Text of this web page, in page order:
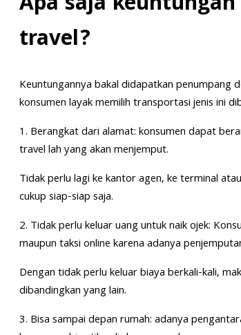
travel?
Keuntungannya bakal didapatkan penumpang
konsumen layak memilih transportasi jenis ini
1. Berangkat dari alamat: konsumen dapat
travel lah yang akan menjemput.
Tidak perlu lagi ke kantor agen, ke terminal
cukup siap-siap saja.
2. Tidak perlu keluar uang untuk naik ojek:
maupun taksi online karena adanya
Dengan tidak perlu keluar biaya berkali-kali,
dibandingkan yang lain.
3. Bisa sampai depan rumah: adanya